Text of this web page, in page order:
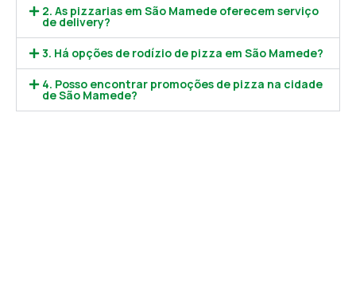
2. As pizzarias em São Mamede oferecem serviço
de delivery?
3. Há opções de rodízio de pizza em São Mamede?
4. Posso encontrar promoções de pizza na cidade
de São Mamede?